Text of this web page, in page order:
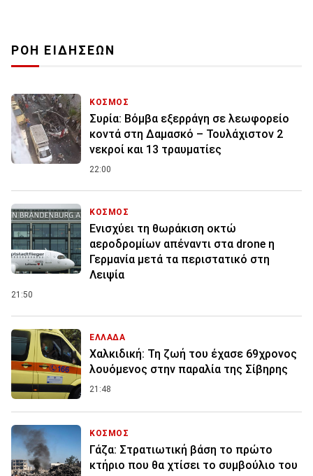
ΡΟΗ ΕΙΔΗΣΕΩΝ
ΚΟΣΜΟΣ
Συρία: Βόμβα εξερράγη σε λεωφορείο
κοντά στη Δαμασκό – Τουλάχιστον 2
νεκροί και 13 τραυματίες
22:00
ΚΟΣΜΟΣ
Ενισχύει τη θωράκιση οκτώ
αεροδρομίων απέναντι στα drone η
Γερμανία μετά τα περιστατικό στη
Λειψία
21:50
ΕΛΛΑΔΑ
Χαλκιδική: Τη ζωή του έχασε 69χρονος
λουόμενος στην παραλία της Σίβηρης
21:48
ΚΟΣΜΟΣ
Γάζα: Στρατιωτική βάση το πρώτο
κτήριο που θα χτίσει το συμβούλιο του